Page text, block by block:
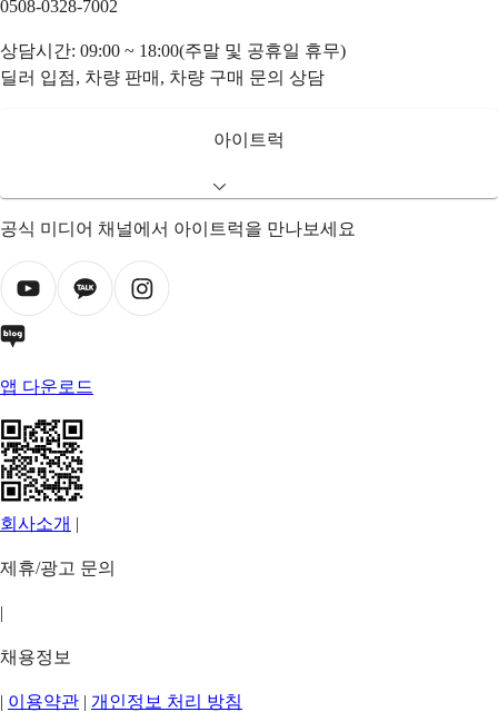
0508-0328-7002
상담시간: 09:00 ~ 18:00(주말 및 공휴일 휴무)
딜러 입점, 차량 판매, 차량 구매 문의 상담
아이트럭
공식 미디어 채널에서 아이트럭을 만나보세요
앱 다운로드
회사소개 |
제휴/광고 문의
|
채용정보
| 이용약관 | 개인정보 처리 방침